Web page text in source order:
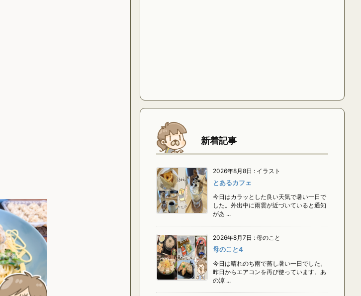
新着記事
2026年8月8日 : イラスト
とあるカフェ
今日はカラッとした良い天気で暑い一日で
した。外出中に雨雲が近づいていると通知
があ ...
2026年8月7日 : 母のこと
母のこと4
今日は晴れのち雨で蒸し暑い一日でした。
昨日からエアコンを再び使っています。あ
の涼 ...